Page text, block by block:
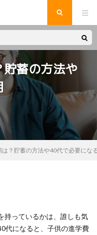
蓄の方法や
？貯蓄の方法や40代で必要にな
持っているかは、誰しも気
代になると、子供の進学費